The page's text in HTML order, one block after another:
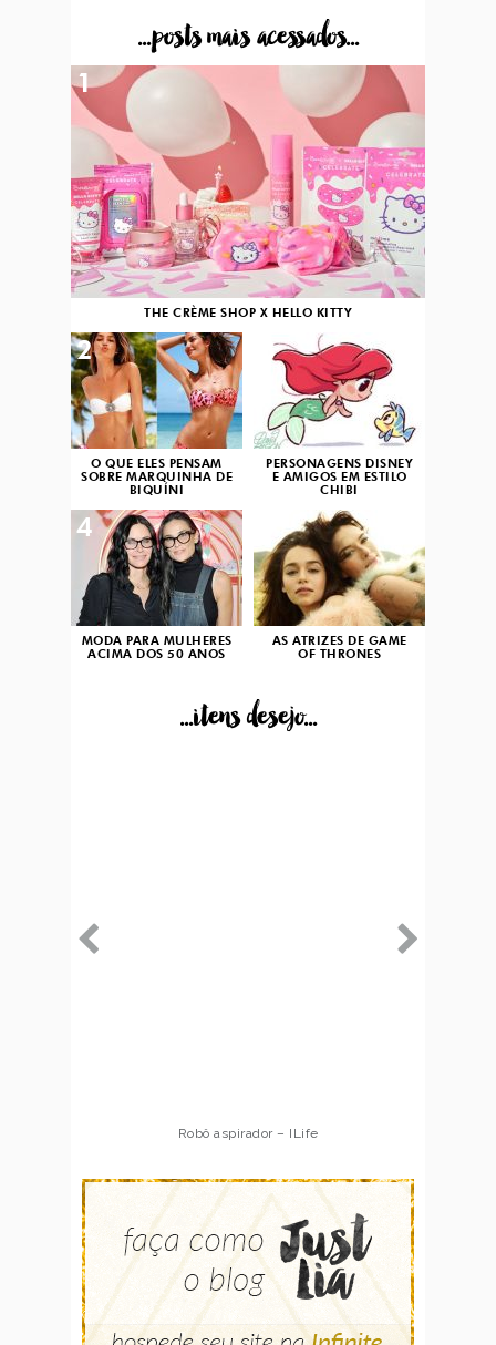
...posts mais acessados...
THE CRÈME SHOP X HELLO KITTY
1
O QUE ELES PENSAM
SOBRE MARQUINHA DE
BIQUÍNI
2
PERSONAGENS DISNEY
E AMIGOS EM ESTILO
CHIBI
3
MODA PARA MULHERES
ACIMA DOS 50 ANOS
4
AS ATRIZES DE GAME
OF THRONES
...itens desejo...
Robô aspirador – ILife